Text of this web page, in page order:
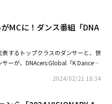
MCに！ダンス番組「DNA
するトップクラスのダンサーと、世
ーが、DNAcers:Global「K Dance」
初公開される。同番組はK-POPの振
2024/02/21 18:34